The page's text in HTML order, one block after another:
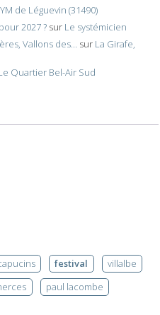
de Léguevin (31490)
2027 ? sur Le systémicien
Vallons des... sur La Girafe,
Quartier Bel-Air Sud
festival
villalbe
paul lacombe